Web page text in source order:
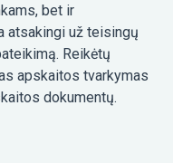
bet ir
atsakingi už teisingų
Reikėtų
apskaitos tvarkymas
dokumentų.